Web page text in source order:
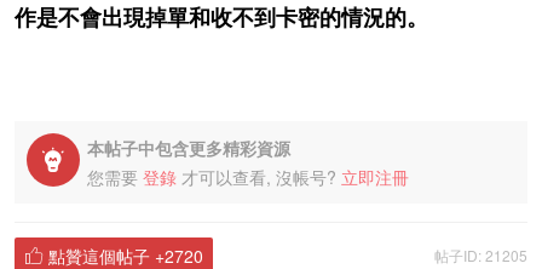
作是不會出現掉單和收不到卡密的情況的。

本帖子中包含更多精彩資源
您需要 登錄 才可以查看, 沒帳号? 立即注冊
帖子ID: 21205
 點贊這個帖子 +2720